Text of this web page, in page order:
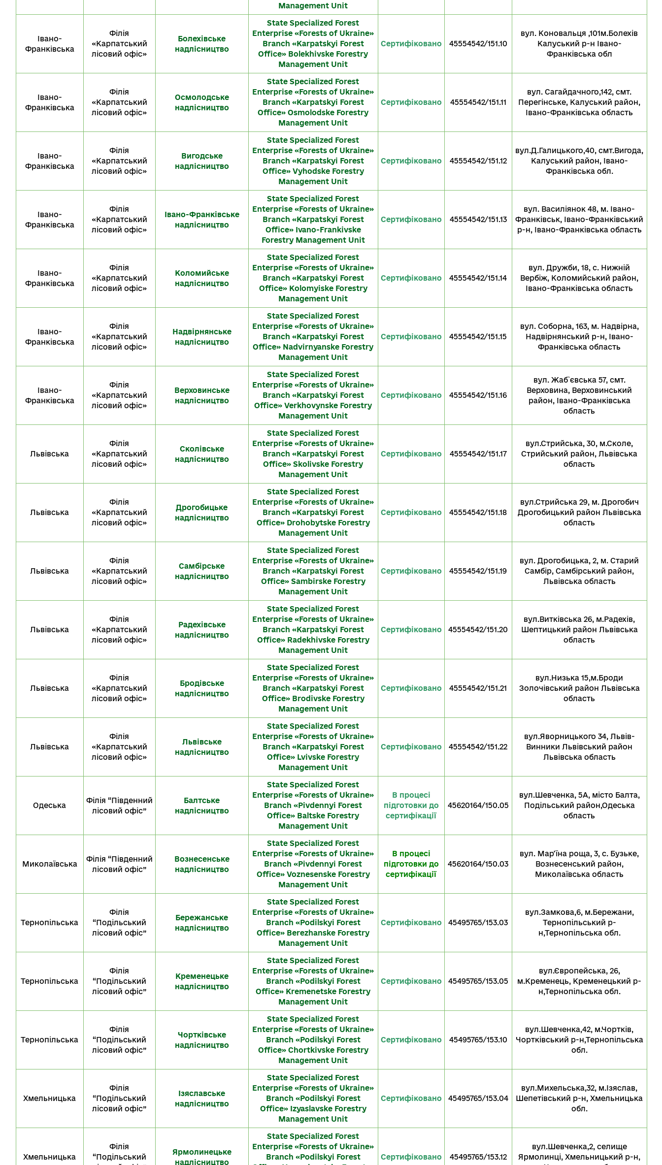
Management Unit
Івано-
Франківська
Філія
«Карпатський
лісовий офіс»
Болехівське
надлісництво
State Specialized Forest
Enterprise «Forests of Ukraine»
Branch «Karpatskyi Forest
Office» Bolekhivske Forestry
Management Unit
Сертифіковано 45554542/151.10
вул. Коновальця ,101м.Болехів
Калуський р-н Івано-
Франківська обл
Івано-
Франківська
Філія
«Карпатський
лісовий офіс»
Осмолодське
надлісництво
State Specialized Forest
Enterprise «Forests of Ukraine»
Branch «Karpatskyi Forest
Office» Osmolodske Forestry
Management Unit
Сертифіковано 45554542/151.11
вул. Сагайдачного,142, смт.
Перегінське, Калуський район,
Івано-Франківська область
Івано-
Франківська
Філія
«Карпатський
лісовий офіс»
Вигодське
надлісництво
State Specialized Forest
Enterprise «Forests of Ukraine»
Branch «Karpatskyi Forest
Office» Vyhodske Forestry
Management Unit
Сертифіковано 45554542/151.12
вул.Д.Галицького,40, смт.Вигода,
Калуський район, Івано-
Франківська обл.
Івано-
Франківська
Філія
«Карпатський
лісовий офіс»
Івано-Франківське
надлісництво
State Specialized Forest
Enterprise «Forests of Ukraine»
Branch «Karpatskyi Forest
Office» Ivano-Frankivske
Forestry Management Unit
Сертифіковано 45554542/151.13
вул. Василіянок 48, м. Івано-
Франківськ, Івано-Франківський
р-н, Івано-Франківська область
Івано-
Франківська
Філія
«Карпатський
лісовий офіс»
Коломийське
надлісництво
State Specialized Forest
Enterprise «Forests of Ukraine»
Branch «Karpatskyi Forest
Office» Kolomyiske Forestry
Management Unit
Сертифіковано 45554542/151.14
вул. Дружби, 18, с. Нижній
Вербіж, Коломийський район,
Івано-Франківська область
Івано-
Франківська
Філія
«Карпатський
лісовий офіс»
Надвірнянське
надлісництво
State Specialized Forest
Enterprise «Forests of Ukraine»
Branch «Karpatskyi Forest
Office» Nadvirnyanske Forestry
Management Unit
Сертифіковано 45554542/151.15
вул. Соборна, 163, м. Надвірна,
Надвірнянський р-н, Івано-
Франківська область
Івано-
Франківська
Філія
«Карпатський
лісовий офіс»
Верховинське
надлісництво
State Specialized Forest
Enterprise «Forests of Ukraine»
Branch «Karpatskyi Forest
Office» Verkhovynske Forestry
Management Unit
Сертифіковано 45554542/151.16
вул. Жаб`євська 57, смт.
Верховина, Верховинський
район, Івано-Франківська
область
Львівська
Філія
«Карпатський
лісовий офіс»
Сколівське
надлісництво
State Specialized Forest
Enterprise «Forests of Ukraine»
Branch «Karpatskyi Forest
Office» Skolivske Forestry
Management Unit
Сертифіковано 45554542/151.17
вул.Стрийська, 30, м.Сколе,
Стрийський район, Львівська
область
Львівська
Філія
«Карпатський
лісовий офіс»
Дрогобицьке
надлісництво
State Specialized Forest
Enterprise «Forests of Ukraine»
Branch «Karpatskyi Forest
Office» Drohobytske Forestry
Management Unit
Сертифіковано 45554542/151.18
вул.Стрийська 29, м. Дрогобич
Дрогобицький район Львівська
область
Львівська
Філія
«Карпатський
лісовий офіс»
Самбірське
надлісництво
State Specialized Forest
Enterprise «Forests of Ukraine»
Branch «Karpatskyi Forest
Office» Sambirske Forestry
Management Unit
Сертифіковано 45554542/151.19
вул. Дрогобицька, 2, м. Старий
Самбір, Самбірський район,
Львівська область
Львівська
Філія
«Карпатський
лісовий офіс»
Радехівське
надлісництво
State Specialized Forest
Enterprise «Forests of Ukraine»
Branch «Karpatskyi Forest
Office» Radekhivske Forestry
Management Unit
Сертифіковано 45554542/151.20
вул.Витківська 26, м.Радехів,
Шептицький район Львівська
область
Львівська
Філія
«Карпатський
лісовий офіс»
Бродівське
надлісництво
State Specialized Forest
Enterprise «Forests of Ukraine»
Branch «Karpatskyi Forest
Office» Brodivske Forestry
Management Unit
Сертифіковано 45554542/151.21
вул.Низька 15,м.Броди
Золочівський район Львівська
область
Львівська
Філія
«Карпатський
лісовий офіс»
Львівське
надлісництво
State Specialized Forest
Enterprise «Forests of Ukraine»
Branch «Karpatskyi Forest
Office» Lvivske Forestry
Management Unit
Сертифіковано 45554542/151.22
вул.Яворницького 34, Львів-
Винники Львівський район
Львівська область
Одеська
Філія “Південний
лісовий офіс”
Балтське
надлісництво
State Specialized Forest
Enterprise «Forests of Ukraine»
Branch «Pivdennyi Forest
Office» Baltske Forestry
Management Unit
В процесі
підготовки до
сертифікації
45620164/150.05
вул.Шевченка, 5А, місто Балта,
Подільський район,Одеська
область
Миколаївська
Філія “Південний
лісовий офіс”
Вознесенське
надлісництво
State Specialized Forest
Enterprise «Forests of Ukraine»
Branch «Pivdennyi Forest
Office» Voznesenske Forestry
Management Unit
В процесі
підготовки до
сертифікації
45620164/150.03
вул. Мар’їна роща, 3, с. Бузьке,
Вознесенський район,
Миколаївська область
Тернопільська
Філія
“Подільський
лісовий офіс”
Бережанське
надлісництво
State Specialized Forest
Enterprise «Forests of Ukraine»
Branch «Podilskyi Forest
Office» Berezhanske Forestry
Management Unit
Сертифіковано 45495765/153.03
вул.Замкова,6, м.Бережани,
Тернопільський р-
н,Тернопільська обл.
Тернопільська
Філія
“Подільський
лісовий офіс”
Кременецьке
надлісництво
State Specialized Forest
Enterprise «Forests of Ukraine»
Branch «Podilskyi Forest
Office» Kremenetske Forestry
Management Unit
Сертифіковано 45495765/153.05
вул.Європейська, 26,
м.Кременець, Кременецький р-
н,Тернопільська обл.
Тернопільська
Філія
“Подільський
лісовий офіс”
Чортківське
надлісництво
State Specialized Forest
Enterprise «Forests of Ukraine»
Branch «Podilskyi Forest
Office» Chortkivske Forestry
Management Unit
Сертифіковано 45495765/153.10
вул.Шевченка,42, м.Чортків,
Чортківський р-н,Тернопільська
обл.
Хмельницька
Філія
“Подільський
лісовий офіс”
Ізяславське
надлісництво
State Specialized Forest
Enterprise «Forests of Ukraine»
Branch «Podilskyi Forest
Office» Izyaslavske Forestry
Management Unit
Сертифіковано 45495765/153.04
вул.Михельська,32, м.Ізяслав,
Шепетівський р-н, Хмельницька
обл.
Хмельницька
Філія
“Подільський
Ярмолинецьке
надлісництво
State Specialized Forest
Enterprise «Forests of Ukraine»
Branch «Podilskyi Forest
Сертифіковано 45495765/153.12
вул.Шевченка,2, селище
Ярмолинці, Хмельницький р-н,